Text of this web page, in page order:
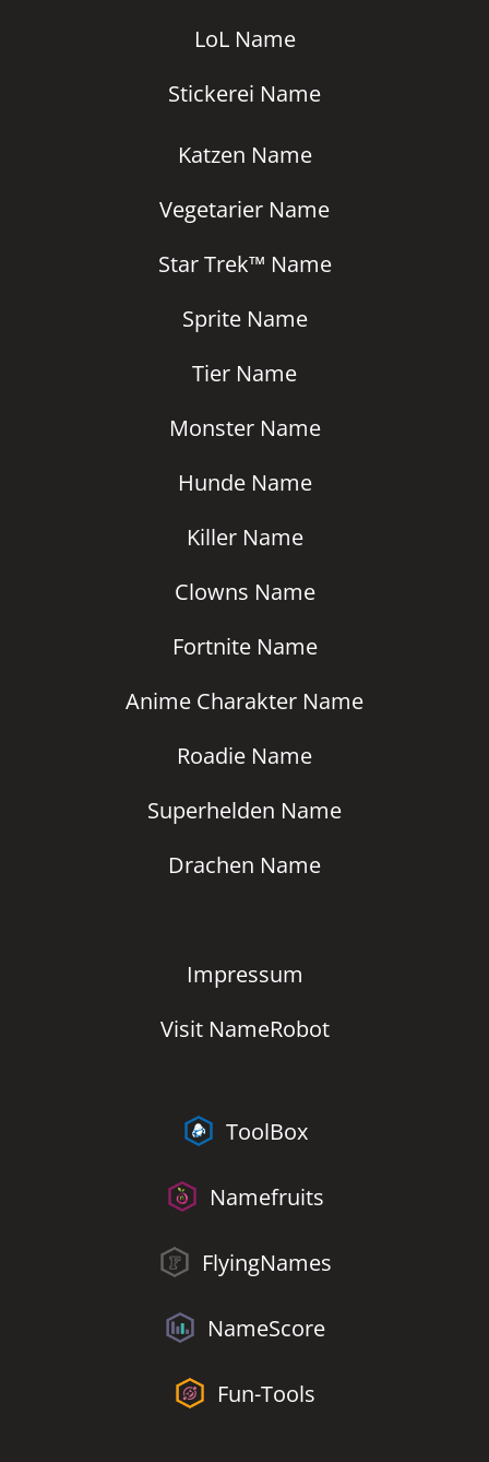
LoL Name
Stickerei Name
Katzen Name
Vegetarier Name
Star Trek™ Name
Sprite Name
Tier Name
Monster Name
Hunde Name
Killer Name
Clowns Name
Fortnite Name
Anime Charakter Name
Roadie Name
Superhelden Name
Drachen Name
Impressum
Visit NameRobot
ToolBox
Namefruits
FlyingNames
NameScore
Fun-Tools